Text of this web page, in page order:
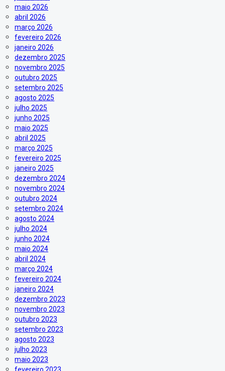
maio 2026
abril 2026
março 2026
fevereiro 2026
janeiro 2026
dezembro 2025
novembro 2025
outubro 2025
setembro 2025
agosto 2025
julho 2025
junho 2025
maio 2025
abril 2025
março 2025
fevereiro 2025
janeiro 2025
dezembro 2024
novembro 2024
outubro 2024
setembro 2024
agosto 2024
julho 2024
junho 2024
maio 2024
abril 2024
março 2024
fevereiro 2024
janeiro 2024
dezembro 2023
novembro 2023
outubro 2023
setembro 2023
agosto 2023
julho 2023
maio 2023